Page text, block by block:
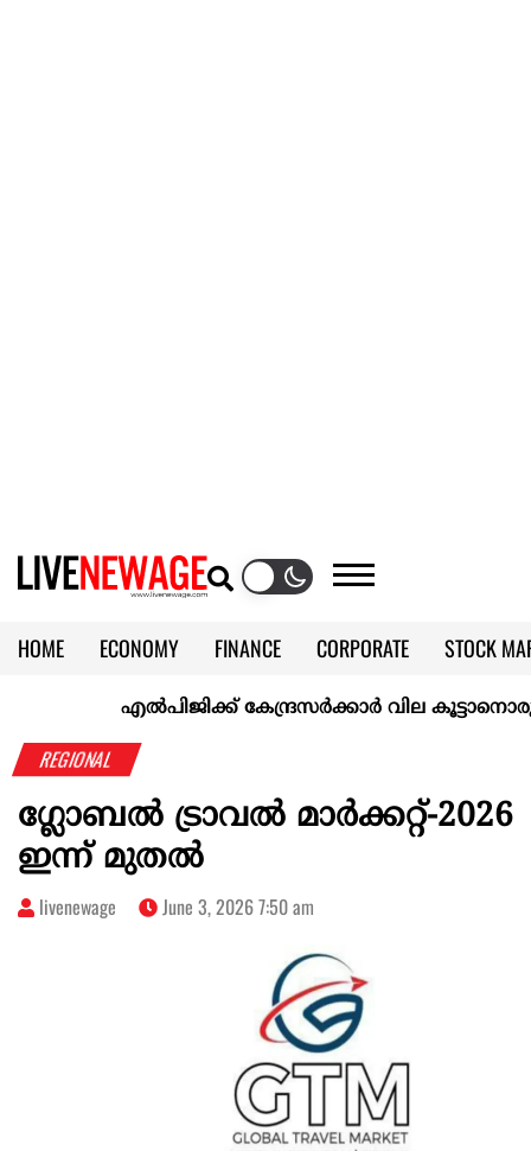
HOME ECONOMY FINANCE CORPORATE
STOCK
KERALA @70
എല്‍പിജിക്ക് കേന്ദ്രസർക്കാർ വില
REGIONAL
ഗ്ലോബല്‍ ട്രാവല്‍ മാര്‍ക്കറ്റ്-2026
ഇന്ന് മുതൽ
livenewage June 3, 2026 7:50 am